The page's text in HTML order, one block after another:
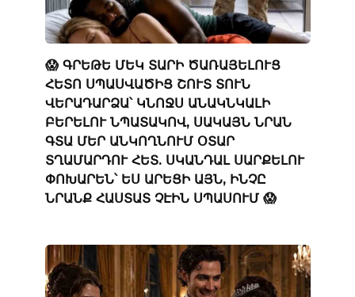
😱 ԳՐԵԹԵ ՄԵԿ ՏԱՐԻ ԾԱՌԱՅԵԼՈՒՑ
ՀԵՏՈ ՍՊԱՍՎԱԾԻՑ ՇՈՒՏ ՏՈՒՆ
ՎԵՐԱԴԱՐՁԱ՝ ԿՆՈՋՍ ԱՆԱԿՆԿԱԼԻ
ԲԵՐԵԼՈՒ ՆՊԱՏԱԿՈՎ, ՍԱԿԱՅՆ ՆՐԱՆ
ԳՏԱ ՄԵՐ ԱՆԿՈՂՆՈՒՄ ՕՏԱՐ
ՏՂԱՄԱՐԴՈՒ ՀԵՏ. ՍԿԱՆԴԱԼ ՍԱՐՔԵԼՈՒ
ՓՈԽԱՐԵՆ՝ ԵՍ ԱՐԵՑԻ ԱՅՆ, ԻՆՉԸ
ՆՐԱՆՔ ՀԱՍՏԱՏ ՉԷԻՆ ՍՊԱՍՈՒՄ 😱